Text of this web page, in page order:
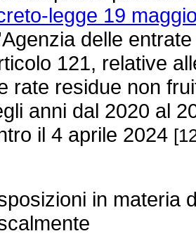
legge 19
delle
121, relative
rate residue non
anni dal 2020 al
il 4 aprile 2024
in materia